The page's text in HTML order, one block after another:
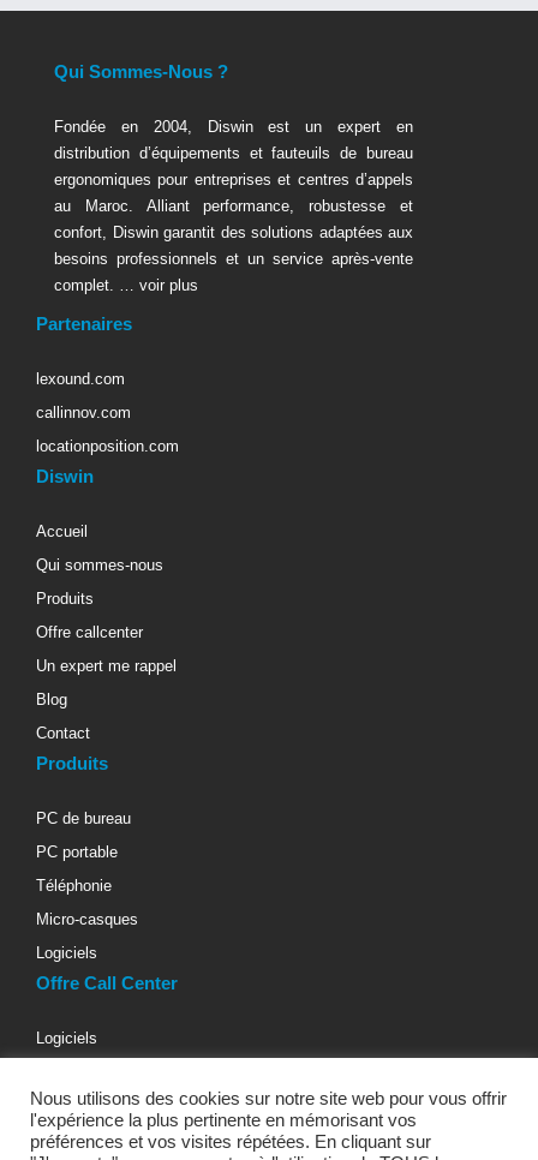
Qui Sommes-Nous ?
Fondée en 2004, Diswin est un expert en
distribution d’équipements et fauteuils de bureau
ergonomiques pour entreprises et centres d’appels
au Maroc. Alliant performance, robustesse et
confort, Diswin garantit des solutions adaptées aux
besoins professionnels et un service après-vente
complet. …
voir plus
Partenaires
lexound.com
callinnov.com
locationposition.com
Diswin
Accueil
Qui sommes-nous
Produits
Offre callcenter
Un expert me rappel
Blog
Contact
Produits
PC de bureau
PC portable
Téléphonie
Micro-casques
Logiciels
Offre Call Center
Logiciels
Materiels informatiques
Micro-casques téléphoniques
Nous utilisons des cookies sur notre site web pour vous offrir
l'expérience la plus pertinente en mémorisant vos
préférences et vos visites répétées. En cliquant sur